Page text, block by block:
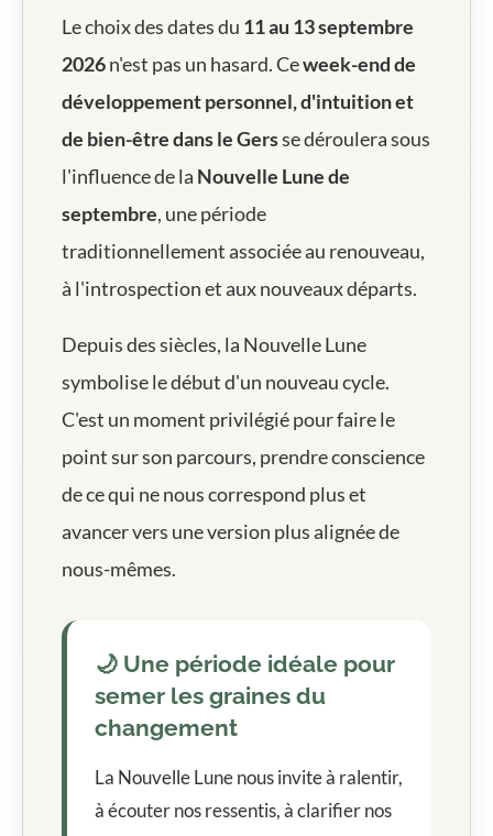
Le choix des dates du 11 au 13 septembre
2026n'est pas un hasard. Ceweek-end de
développement personnel, d'intuition et
de bien-être dans le Gersse déroulera sous
l'influence de la Nouvelle Lune de
septembre, une période
traditionnellement associée au renouveau,
à l'introspection et aux nouveaux départs.
Depuis des siècles, la Nouvelle Lune
symbolise le début d'un nouveau cycle.
C'est un moment privilégié pour faire le
point sur son parcours, prendre conscience
de ce qui ne nous correspond plus et
avancer vers une version plus alignée de
nous-mêmes.
🌙 Une période idéale pour
semer les graines du
changement
La Nouvelle Lune nous invite à ralentir,
à écouter nos ressentis, à clarifier nos